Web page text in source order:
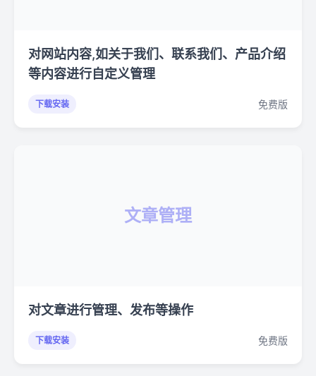
对网站内容,如关于我们、联系我们、产品介绍
等内容进行自定义管理
下载安装 免费版
文章管理
对文章进行管理、发布等操作
下载安装 免费版